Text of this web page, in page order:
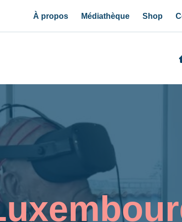
À propos Médiathèque Shop